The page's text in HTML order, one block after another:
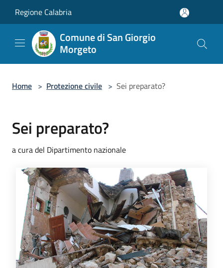
Regione Calabria
Comune di San Giorgio
Morgeto
Home > Protezione civile > Sei preparato?
Sei preparato?
a cura del Dipartimento nazionale